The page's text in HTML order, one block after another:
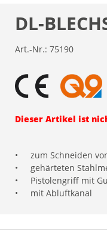
DL-
Art.-Nr.: 75190
Dieser Artikel ist
•
zum Schneiden
•
gehärteten
•
Pistolengriff mit
•
mit Abluftkanal